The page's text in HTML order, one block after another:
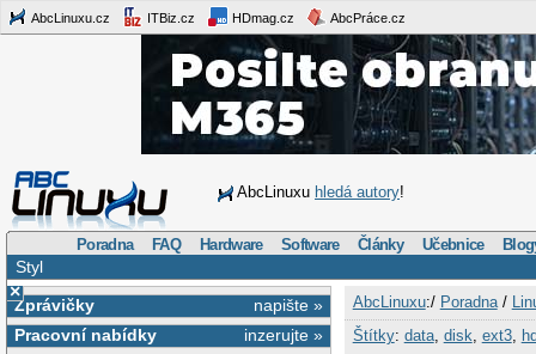
AbcLinuxu.cz ITBiz.cz HDmag.cz AbcPráce.cz
AbcLinuxu hledá autory!
Poradna FAQ Hardware Software Články Učebnice
Styl
×
napište »
Zprávičky
inzerujte »
Pracovní nabídky
AbcLinuxu:/ Poradna/
Štítky: data, disk ext3,